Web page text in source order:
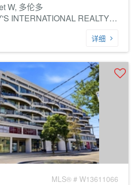
W, 多伦多
经纪公司: SOTHEBY'S INTERNATIONAL REALTY CANADA
详细
MLS® # W13611066